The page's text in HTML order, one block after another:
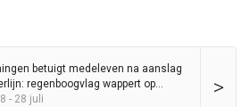
>
betuigt medeleven na aanslag
regenboogvlag wappert op
- 28 juli